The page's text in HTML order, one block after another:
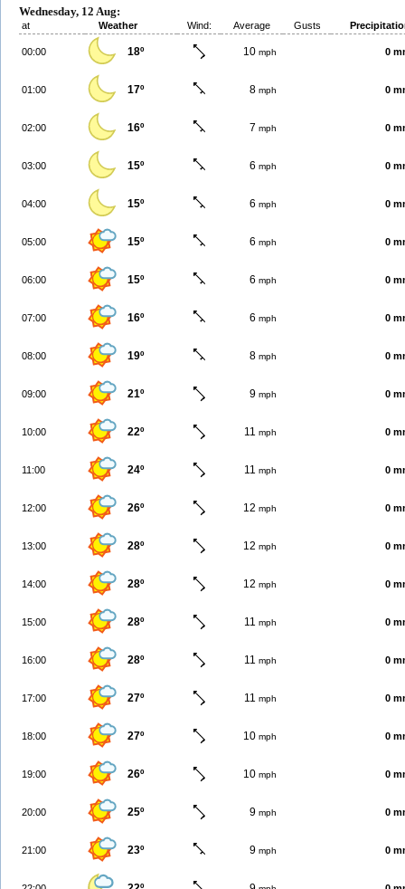
Wednesday, 12 Aug:
at Weather Wind: Average Gusts
00:00 18º 10 mph 0
01:00 17º 8 mph 0
02:00 16º 7 mph 0
03:00 15º 6 mph 0
04:00 15º 6 mph 0
05:00 15º 6 mph 0
06:00 15º 6 mph 0
07:00 16º 6 mph 0
08:00 19º 8 mph 0
09:00 21º 9 mph 0
10:00 22º 11 mph 0
11:00 24º 11 mph 0
12:00 26º 12 mph 0
13:00 28º 12 mph 0
14:00 28º 12 mph 0
15:00 28º 11 mph 0
16:00 28º 11 mph 0
17:00 27º 11 mph 0
18:00 27º 10 mph 0
19:00 26º 10 mph 0
20:00 25º 9 mph 0
21:00 23º 9 mph 0